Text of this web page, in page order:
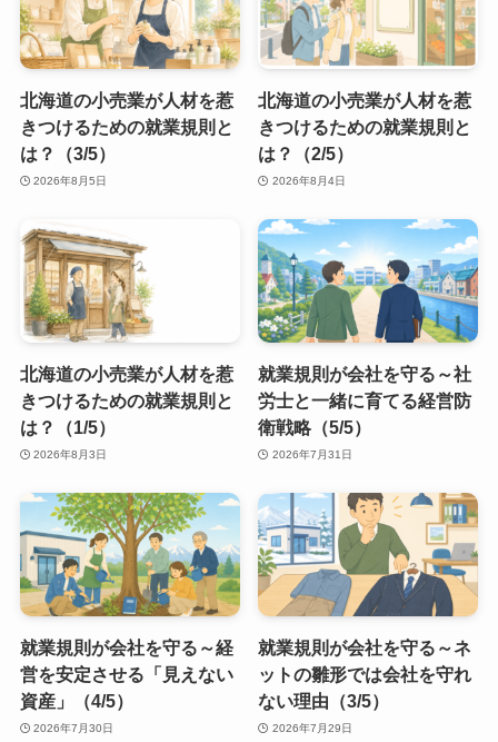
北海道の小売業が人材を惹
きつけるための就業規則と
は？（3/5）
2026年8月5日
北海道の小売業が人材を惹
きつけるための就業規則と
は？（2/5）
2026年8月4日
北海道の小売業が人材を惹
きつけるための就業規則と
は？（1/5）
2026年8月3日
就業規則が会社を守る～社
労士と一緒に育てる経営防
衛戦略（5/5）
2026年7月31日
就業規則が会社を守る～経
営を安定させる「見えない
資産」（4/5）
2026年7月30日
就業規則が会社を守る～ネ
ットの雛形では会社を守れ
ない理由（3/5）
2026年7月29日